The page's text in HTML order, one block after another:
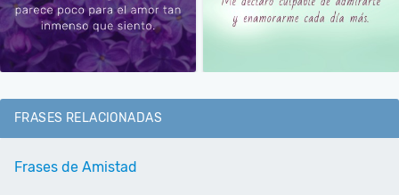
FRASES RELACIONADAS
Frases de Amistad